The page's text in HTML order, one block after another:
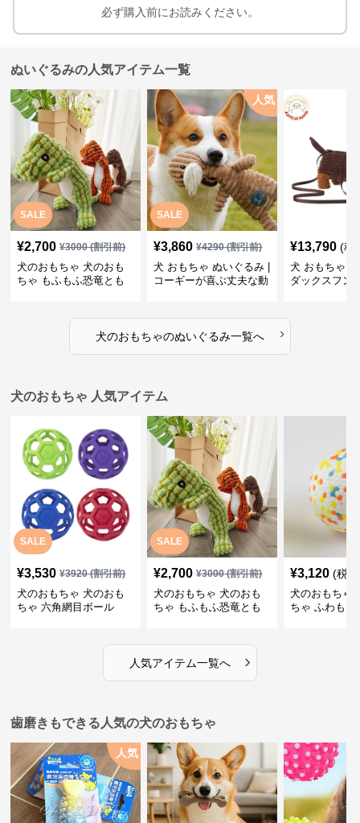
必ず購入前にお読みください。
ぬいぐるみの人気アイテム一覧
SALE
¥2,700 ¥3000(割引前)
犬のおもちゃ 犬のおも
ちゃ もふもふ恐竜とも
SALE
人気
¥3,860 ¥4290(割引前)
犬 おもちゃ ぬいぐるみ |
コーギーが喜ぶ丈夫な動
¥13,790 (税
犬 おもちゃ
ダックスフン
犬のおもちゃのぬいぐるみ一覧へ ›
犬のおもちゃ 人気アイテム
SALE
¥3,530 ¥3920(割引前)
犬のおもちゃ 犬のおも
ちゃ 六角網目ボール
SALE
¥2,700 ¥3000(割引前)
犬のおもちゃ 犬のおも
ちゃ もふもふ恐竜とも
¥3,120 (税
犬のおもちゃ
ちゃ ふわもこ
人気アイテム一覧へ ›
歯磨きもできる人気の犬のおもちゃ
人気